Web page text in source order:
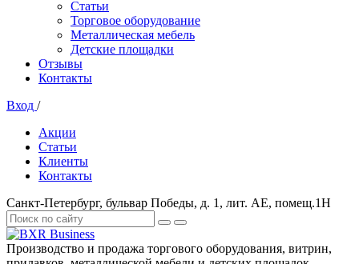
Статьи
Торговое оборудование
Металлическая мебель
Детские площадки
Отзывы
Контакты
Вход /
Акции
Статьи
Клиенты
Контакты
Санкт-Петербург, бульвар Победы, д. 1, лит. АЕ, помещ.1Н
Производство и продажа торгового оборудования, витрин,